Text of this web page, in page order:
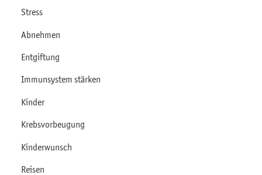
Stress
Abnehmen
Entgiftung
Immunsystem stärken
Kinder
Krebsvorbeugung
Kinderwunsch
Reisen